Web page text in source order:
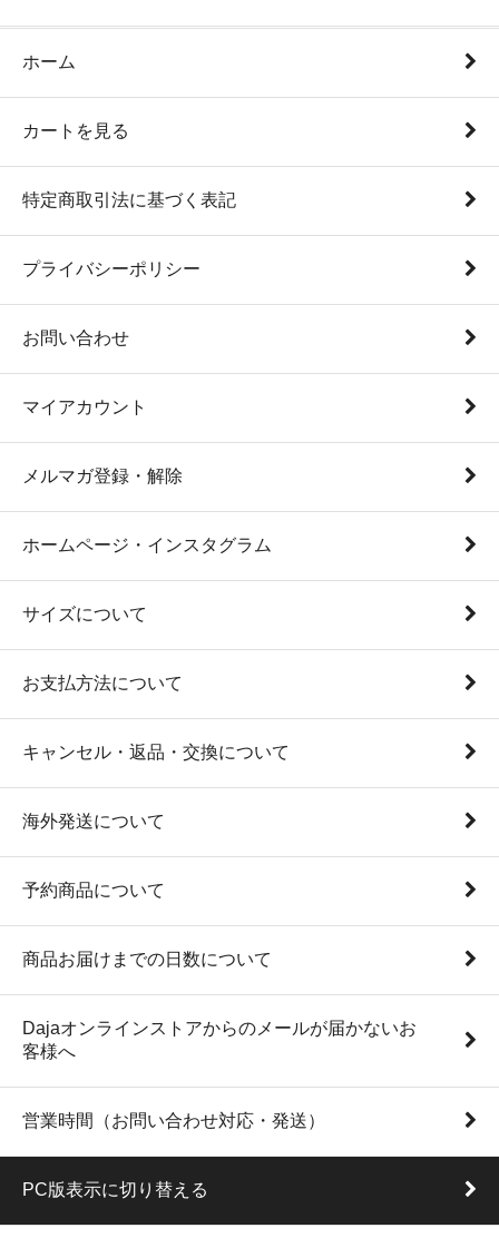
ホーム
カートを見る
特定商取引法に基づく表記
プライバシーポリシー
お問い合わせ
マイアカウント
メルマガ登録・解除
ホームページ・インスタグラム
サイズについて
お支払方法について
キャンセル・返品・交換について
海外発送について
予約商品について
商品お届けまでの日数について
Dajaオンラインストアからのメールが届かないお
客様へ
営業時間（お問い合わせ対応・発送）
PC版表示に切り替える